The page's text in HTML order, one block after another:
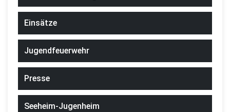
Einsätze
Jugendfeuerwehr
Presse
Seeheim-Jugenheim